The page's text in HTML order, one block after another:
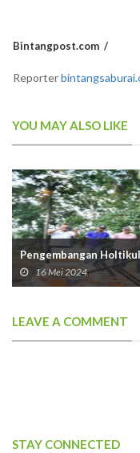
Bintangpost.com
Reporter
YOU MAY ALSO LIKE
Pengembangan
16 Mei 2024
LEAVE A COMMENT
STAY CONNECTED